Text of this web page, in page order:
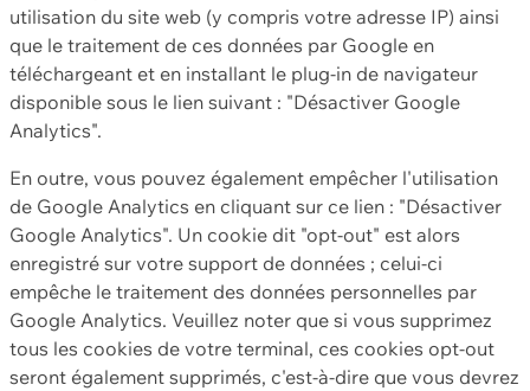
utilisation du site web (y compris votre adresse IP) ainsi
que le traitement de ces données par Google en
téléchargeant et en installant le plug-in de navigateur
disponible sous le lien suivant : "Désactiver Google
Analytics".
En outre, vous pouvez également empêcher l'utilisation
de Google Analytics en cliquant sur ce lien : "Désactiver
Google Analytics". Un cookie dit "opt-out" est alors
enregistré sur votre support de données ; celui-ci
empêche le traitement des données personnelles par
Google Analytics. Veuillez noter que si vous supprimez
tous les cookies de votre terminal, ces cookies opt-out
seront également supprimés, c'est-à-dire que vous devrez